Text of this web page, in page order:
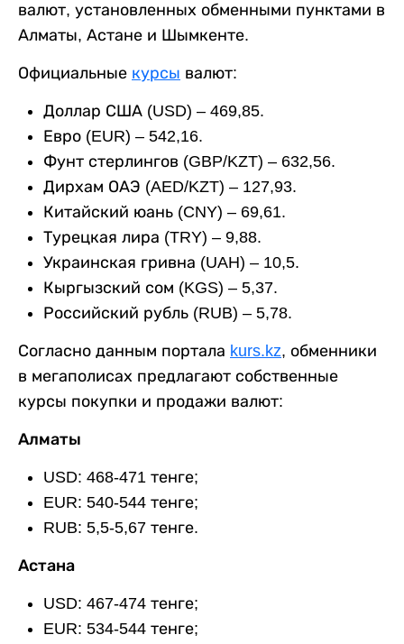
валют, установленных обменными пунктами в
Алматы, Астане и Шымкенте.
Официальные курсы валют:
Доллар США (USD) – 469,85.
Евро (EUR) – 542,16.
Фунт стерлингов (GBP/KZT) – 632,56.
Дирхам ОАЭ (AED/KZT) – 127,93.
Китайский юань (CNY) – 69,61.
Турецкая лира (TRY) – 9,88.
Украинская гривна (UAH) – 10,5.
Кыргызский сом (KGS) – 5,37.
Российский рубль (RUB) – 5,78.
Согласно данным портала kurs.kz, обменники
в мегаполисах предлагают собственные
курсы покупки и продажи валют:
Алматы
USD: 468-471 тенге;
EUR: 540-544 тенге;
RUB: 5,5-5,67 тенге.
Астана
USD: 467-474 тенге;
EUR: 534-544 тенге;